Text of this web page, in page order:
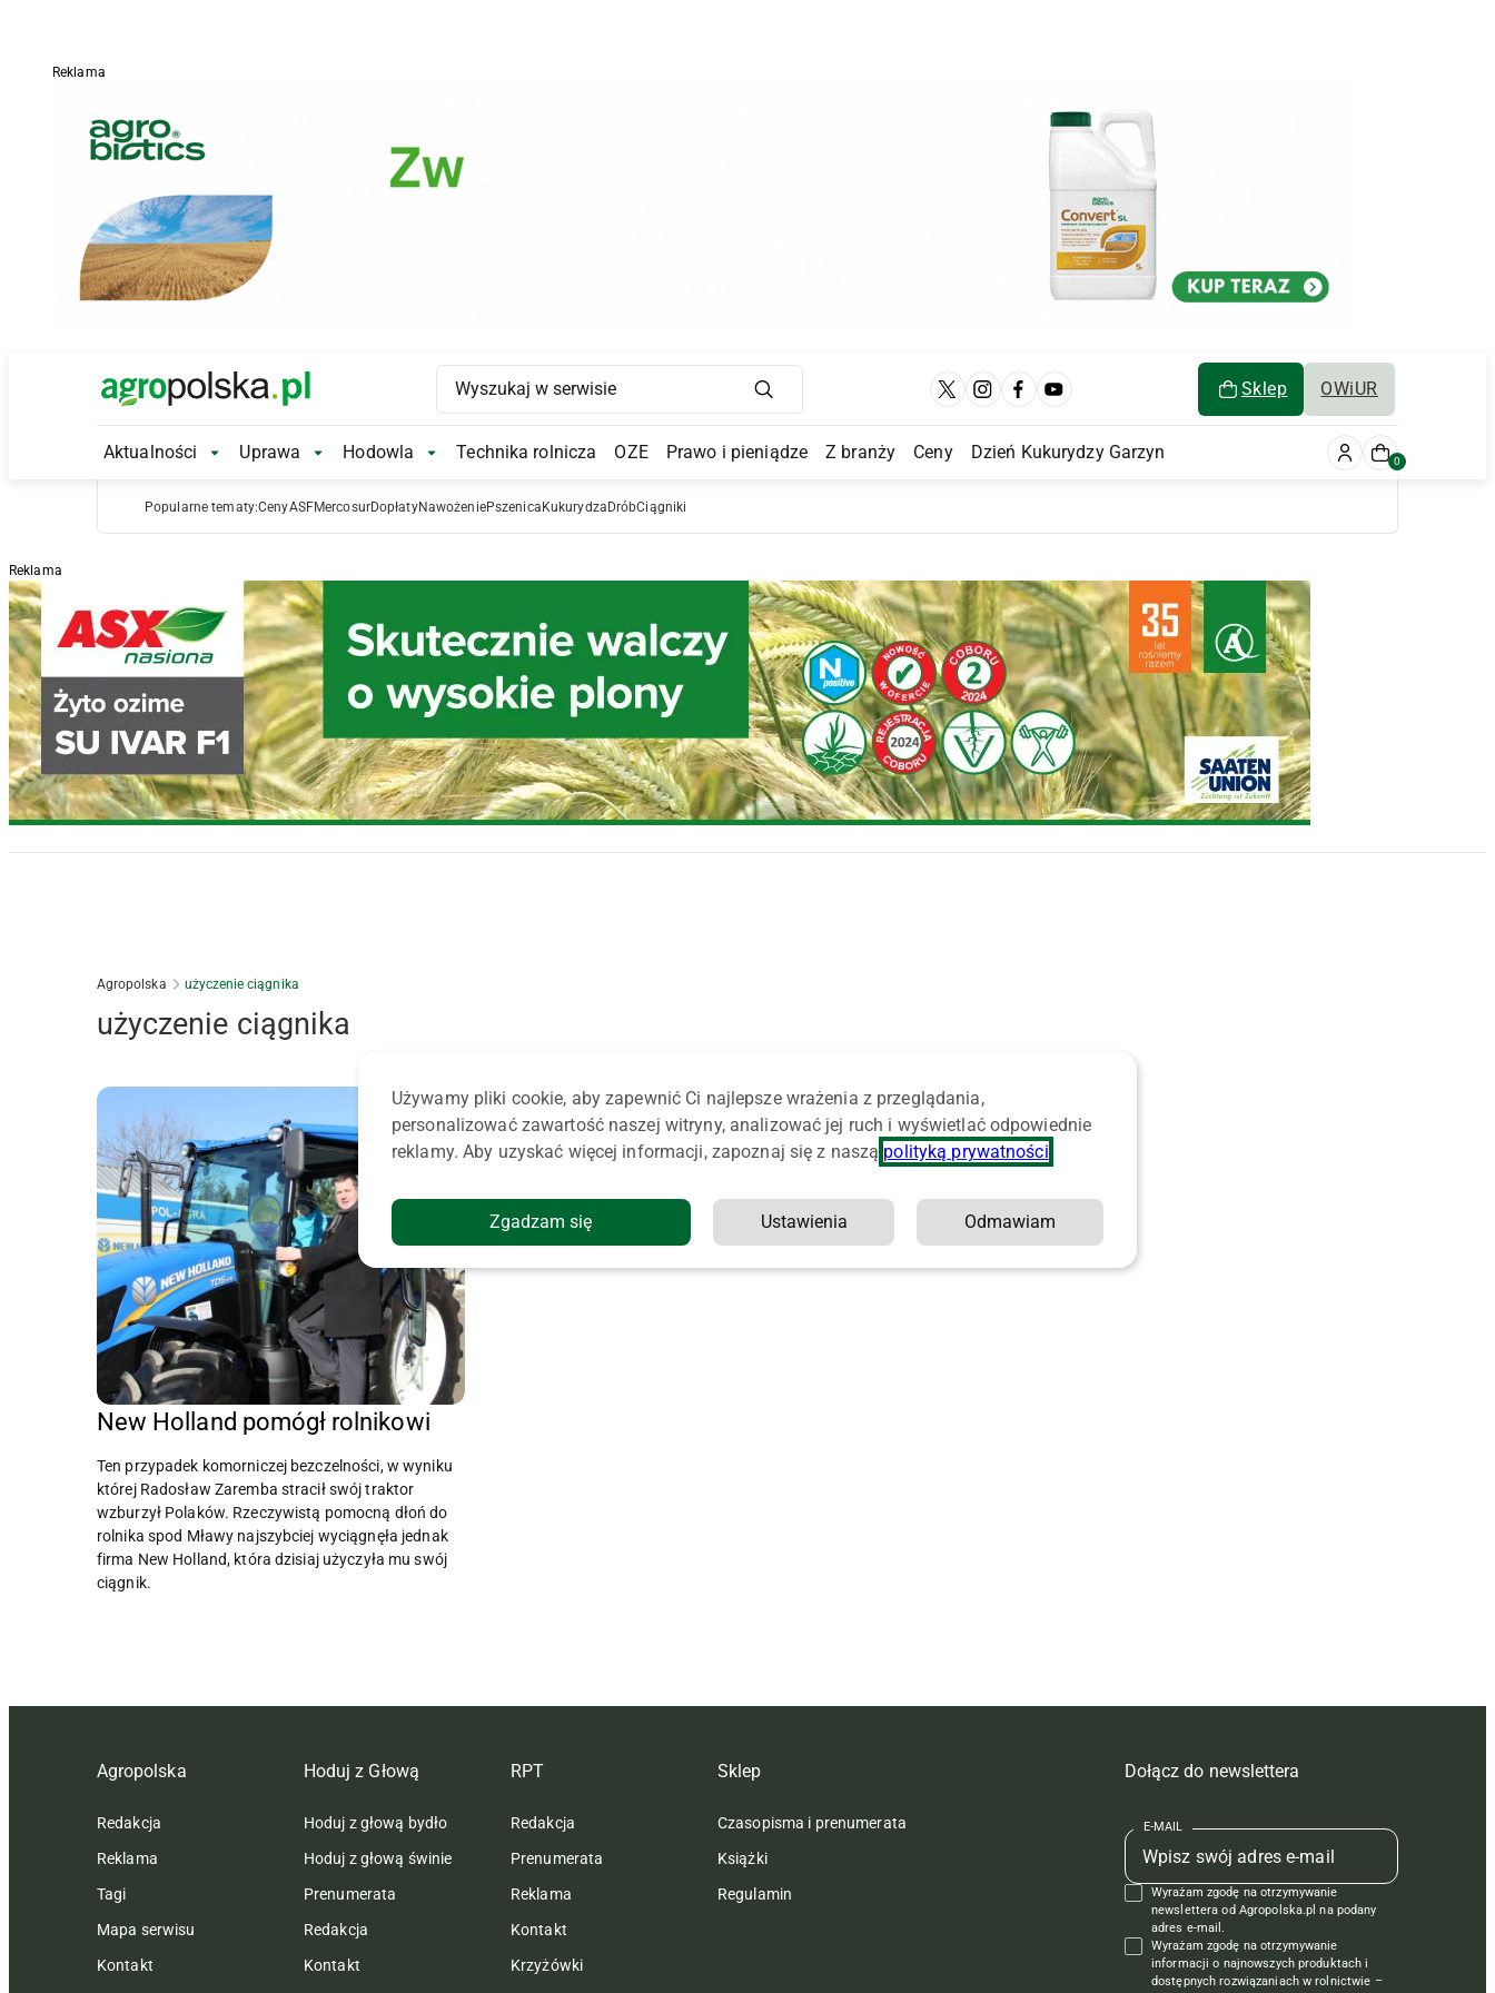
Reklama
Main Logo Sklep OWiUR
Main Navigation
Aktualności Aktualności Submenu
Uprawa Uprawa Submenu
Hodowla Hodowla Submenu
Technika rolnicza OZE Prawo i pieniądze Z branży Ceny Dzień Kukurydzy Garzyn 0
Popularne tematy:CenyASFMercosurDopłatyNawożeniePszenica Kukurydza DróbCiągniki
Reklama
Agropolska użyczenie ciągnika
użyczenie ciągnika
New Holland pomógł rolnikowi
Ten przypadek komorniczej bezczelności, w wyniku
której Radosław Zaremba stracił swój traktor
wzburzył Polaków. Rzeczywistą pomocną dłoń do
rolnika spod Mławy najszybciej wyciągnęła jednak
firma New Holland, która dzisiaj użyczyła mu swój
ciągnik.
Agropolska
Redakcja
Reklama
Tagi
Mapa serwisu
Kontakt
Hoduj z Głową
Hoduj z głową bydło
Hoduj z głową świnie
Prenumerata
Redakcja
Kontakt
RPT
Redakcja
Prenumerata
Reklama
Kontakt
Krzyżówki
Sklep
Czasopisma i prenumerata
Książki
Regulamin
Dołącz do newslettera
E-MAIL
Wyrażam zgodę na otrzymywanie
newslettera od Agropolska.pl na podany
adres e-mail.
Wyrażam zgodę na otrzymywanie
informacji o najnowszych produktach i
dostępnych rozwiązaniach w rolnictwie –
Używamy pliki cookie, aby zapewnić Ci najlepsze wrażenia z przeglądania,
personalizować zawartość naszej witryny, analizować jej ruch i wyświetlać odpowiednie
reklamy. Aby uzyskać więcej informacji, zapoznaj się z naszą polityką prywatności
Zgadzam się Ustawienia Odmawiam